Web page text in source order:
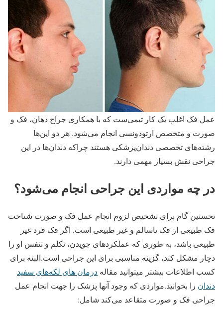
عمل فک اغلب یک کار تیمی‌ست که با همکاری جراح دهان، فک و
صورت و متخصص ارتودونسی انجام می‌شود. هر دو این‌ها
رشته‌های تخصصی دندان‌پزشکی هستند چراکه دندان‌ها در این
جراحی نقش بسیار مهمی دارند.
در چه مواردی این جراحی انجام می‌شود؟
نخستین گام برای تشخیص لزوم انجام عمل فک و صورت شناخت
فک طبیعی از فک ناسالم و غیر طبیعی است. اگر فک فرد غیر
طبیعی باشد، به طوری که عملکردهای جویدن، تکلم و تنفس او را
دچار مشکل کند، گزینه مناسبی برای این جراحی است.البته برای
کسب اطلاعات بیشتر میتوانید مقاله درمان های لکه‌های سفید
دندان را بخوانید.مواردی که وجود آنها پزشک را جهت انجام عمل
جراحی فک و صورت متقاعد می‌کند شامل: